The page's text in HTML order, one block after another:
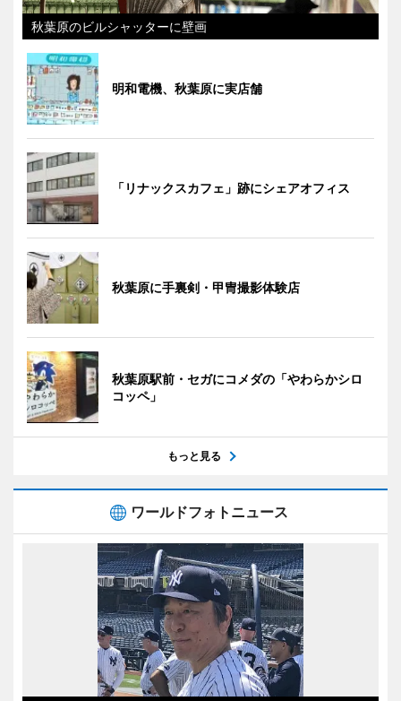
秋葉原のビルシャッターに壁画
明和電機、秋葉原に実店舗
「リナックスカフェ」跡にシェアオフィス
秋葉原に手裏剣・甲冑撮影体験店
秋葉原駅前・セガにコメダの「やわらかシロ
コッペ」
もっと見る
ワールドフォトニュース